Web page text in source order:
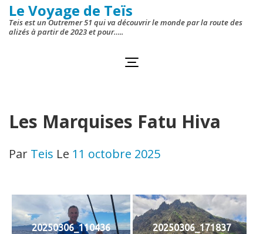
Le Voyage de Teïs
Teis est un Outremer 51 qui va découvrir le monde par la route des
alizés à partir de 2023 et pour…..
Les Marquises Fatu Hiva
Par Teis Le 11 octobre 2025
20250306_110436 20250306_171837